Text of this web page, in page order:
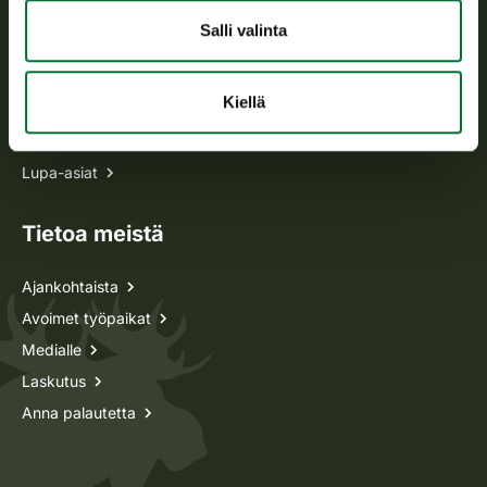
Salli valinta
Kiellä
Oma riista -asiat
Lupa-asiat
Tietoa meistä
Ajankohtaista
Avoimet työpaikat
Medialle
Laskutus
Anna palautetta